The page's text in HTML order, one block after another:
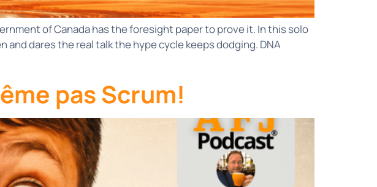
of Canada has the foresight paper to prove it. In this solo
and dares the real talk the hype cycle keeps dodging. DNA
pas Scrum!